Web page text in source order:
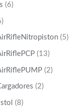
(6)
(5)
(13)
(2)
(2)
(8)